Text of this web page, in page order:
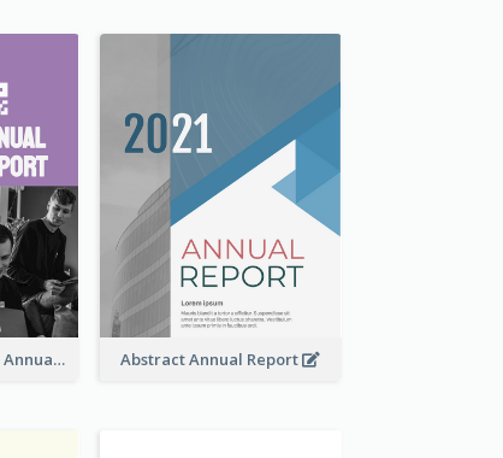
Dual Colors Scheme Annual Report Abstract Annual Report